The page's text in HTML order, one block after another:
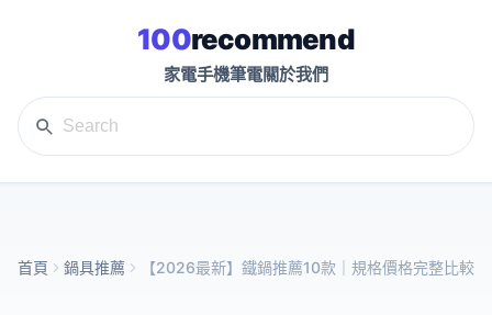
100recommend
家電手機筆電關於我們
首頁 鍋具推薦 【2026最新】鐵鍋推薦10款｜規格價格完整比較